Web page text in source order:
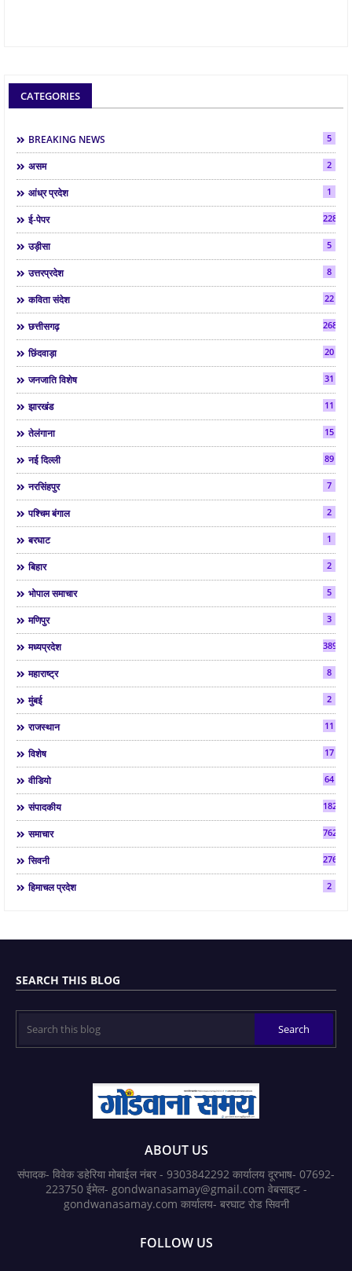
CATEGORIES
BREAKING NEWS 5
असम 2
आंध्र प्रदेश 1
ई-पेपर 2286
उड़ीसा 5
उत्तरप्रदेश 8
कविता संदेश 22
छत्तीसगढ़ 268
छिंदवाड़ा 20
जनजाति विशेष 31
झारखंड 11
तेलंगाना 15
नई दिल्ली 89
नरसिंहपुर 7
पश्चिम बंगाल 2
बरघाट 1
बिहार 2
भोपाल समाचार 5
मणिपुर 3
मध्यप्रदेश 3892
महाराष्ट्र 8
मुंबई 2
राजस्थान 11
विशेष 17
वीडियो 64
संपादकीय 182
समाचार 7624
सिवनी 2763
हिमाचल प्रदेश 2
SEARCH THIS BLOG
ABOUT US
संपादक- विवेक डहेरिया मोबाईल नंबर - 9303842292 कार्यालय दूरभाष- 07692-
223750 ईमेल- gondwanasamay@gmail.com वेबसाइट -
gondwanasamay.com कार्यालय- बरघाट रोड सिवनी
FOLLOW US